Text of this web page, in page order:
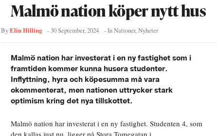
Malmö nation köper nytt hus
ByElin Hilling -30 September, 2024 - InNationer,Nyheter
Malmö nation har investerat i en ny fastighet som i
framtiden kommer kunna husera studenter.
Inflyttning, hyra och köpesumma må vara
okommenterat, men nationen uttrycker stark
optimism kring det nya tillskottet.
Malmö nation har investerat i en ny fastighet. Studenten 4, som